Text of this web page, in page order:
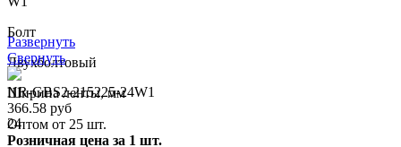
Болт
Двухболтовый
Ширина ленты, мм
24
Развернуть
Свернуть
NR-GBS2-215225-24W1
366.58 руб
Оптом от 25 шт.
Розничная цена за 1 шт.